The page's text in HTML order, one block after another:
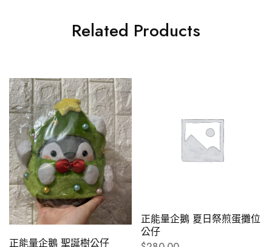
Related Products
正能量企鵝 聖誕樹公仔
正能量企鵝 夏日祭煎蛋攤位
公仔